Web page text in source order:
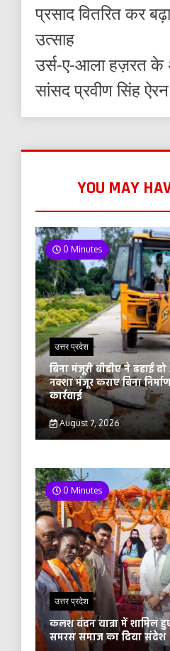
प्रसाद वितरित कर
उत्साह
उर्स-ए-आला हज़रत के
सांसद प्रवीण सिंह
YOU MAY
0 Minutes
उत्तर प्रदेश
बिना मंजूरी बीडीए ने ढहाईं
नक्शा मंजूर कराए बिना
कार्रवाई
August 7, 2026
0 Minutes
उत्तर प्रदेश
कलश वंदन यात्रा में शामिल हुए
समरस समाज का दिया संदेश